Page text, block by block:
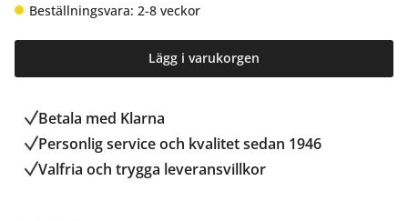
Beställningsvara: 2-8 veckor
Lägg i varukorgen
Betala med Klarna
Personlig service och kvalitet sedan 1946
Valfria och trygga leveransvillkor